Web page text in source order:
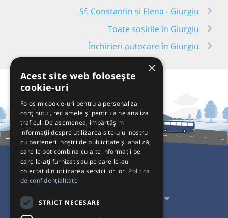
Sf. Constantin si Elena - Giurgiu
Toate sosirile în Giurgiu
Închirieri autocare în Giurgiu
Pentru Călători
Pentru Transportatori
×
Acest site web folosește
cookie-uri
Folosim cookie-uri pentru a personaliza
conținutul, reclamele și pentru a ne analiza
traficul. De asemenea, împărtășim
informații despre utilizarea site-ului nostru
cu partenerii noștri de publicitate și analiză,
care le pot combina cu alte informații pe
care le-ați furnizat sau pe care le-au
colectat din utilizarea serviciilor lor. Politica
de confidențialitate
STRICT NECESARE